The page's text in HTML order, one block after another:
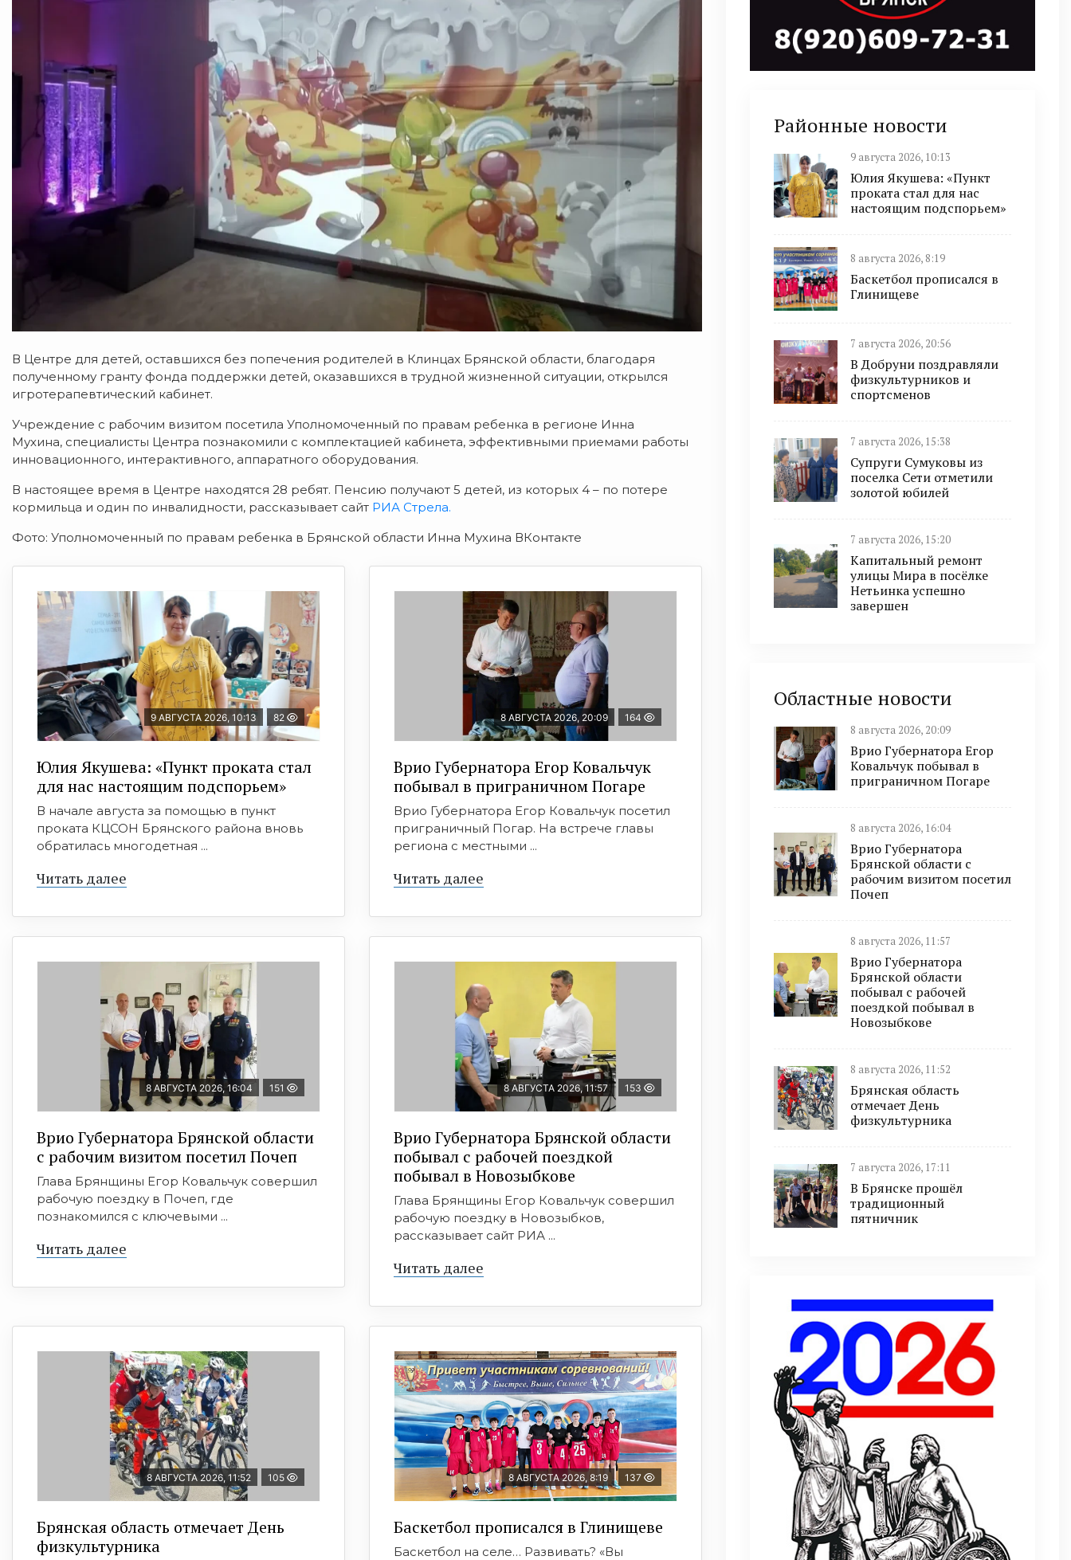
В Центре для детей, оставшихся без попечения родителей в Клинцах Брянской области, благодаря
полученному гранту фонда поддержки детей, оказавшихся в трудной жизненной ситуации, открылся
игротерапевтический кабинет.
Учреждение с рабочим визитом посетила Уполномоченный по правам ребенка в регионе Инна
Мухина, специалисты Центра познакомили с комплектацией кабинета, эффективными приемами работы
инновационного, интерактивного, аппаратного оборудования.
В настоящее время в Центре находятся 28 ребят. Пенсию получают 5 детей, из которых 4 – по потере
кормильца и один по инвалидности, рассказывает сайт РИА Стрела.
Фото: Уполномоченный по правам ребенка в Брянской области Инна Мухина ВКонтакте
9 АВГУСТА 2026, 10:13 82
Юлия Якушева: «Пункт проката стал
для нас настоящим подспорьем»
В начале августа за помощью в пункт
проката КЦСОН Брянского района вновь
обратилась многодетная ...
Читать далее
8 АВГУСТА 2026, 20:09 164
Врио Губернатора Егор Ковальчук
побывал в приграничном Погаре
Врио Губернатора Егор Ковальчук посетил
приграничный Погар. На встрече главы
региона с местными ...
Читать далее
8 АВГУСТА 2026, 16:04 151
Врио Губернатора Брянской области
с рабочим визитом посетил Почеп
Глава Брянщины Егор Ковальчук совершил
рабочую поездку в Почеп, где
познакомился с ключевыми ...
Читать далее
8 АВГУСТА 2026, 11:57 153
Врио Губернатора Брянской области
побывал с рабочей поездкой
побывал в Новозыбкове
Глава Брянщины Егор Ковальчук совершил
рабочую поездку в Новозыбков,
рассказывает сайт РИА ...
Читать далее
8 АВГУСТА 2026, 11:52 105
Брянская область отмечает День
физкультурника
8 АВГУСТА 2026, 8:19 137
Баскетбол прописался в Глинищеве
Баскетбол на селе… Развивать? «Вы
Районные новости
9 августа 2026, 10:13
Юлия Якушева: «Пункт
проката стал для нас
настоящим подспорьем»
8 августа 2026, 8:19
Баскетбол прописался в
Глинищеве
7 августа 2026, 20:56
В Добруни поздравляли
физкультурников и
спортсменов
7 августа 2026, 15:38
Супруги Сумуковы из
поселка Сети отметили
золотой юбилей
7 августа 2026, 15:20
Капитальный ремонт
улицы Мира в посёлке
Нетьинка успешно
завершен
Областные новости
8 августа 2026, 20:09
Врио Губернатора Егор
Ковальчук побывал в
приграничном Погаре
8 августа 2026, 16:04
Врио Губернатора
Брянской области с
рабочим визитом посетил
Почеп
8 августа 2026, 11:57
Врио Губернатора
Брянской области
побывал с рабочей
поездкой побывал в
Новозыбкове
8 августа 2026, 11:52
Брянская область
отмечает День
физкультурника
7 августа 2026, 17:11
В Брянске прошёл
традиционный
пятничник